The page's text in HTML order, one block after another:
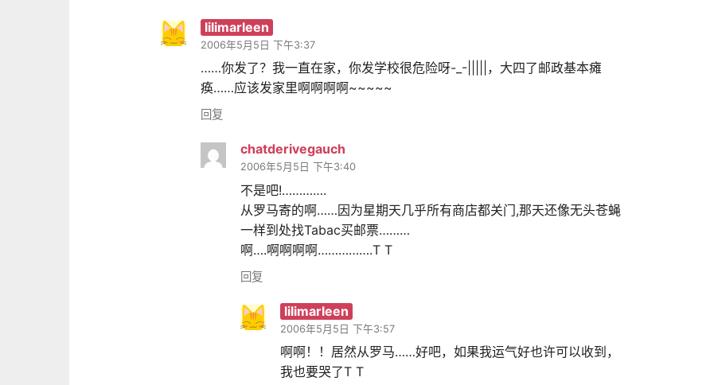
lilimarleen
2006年5月5日 下午3:37
……你发了？我一直在家，你发学校很危险呀-_-|||||，大四了邮政基本瘫
痪……应该发家里啊啊啊啊~~~~~
回复
chatderivegauch
2006年5月5日 下午3:40
不是吧!………….
从罗马寄的啊……因为星期天几乎所有商店都关门,那天还像无头苍蝇
一样到处找Tabac买邮票………
啊….啊啊啊啊…………….T T
回复
lilimarleen
2006年5月5日 下午3:57
啊啊！！居然从罗马……好吧，如果我运气好也许可以收到，
我也要哭了T T